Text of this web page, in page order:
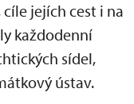
jejích cest i na
každodenní
sídel,
ústav.